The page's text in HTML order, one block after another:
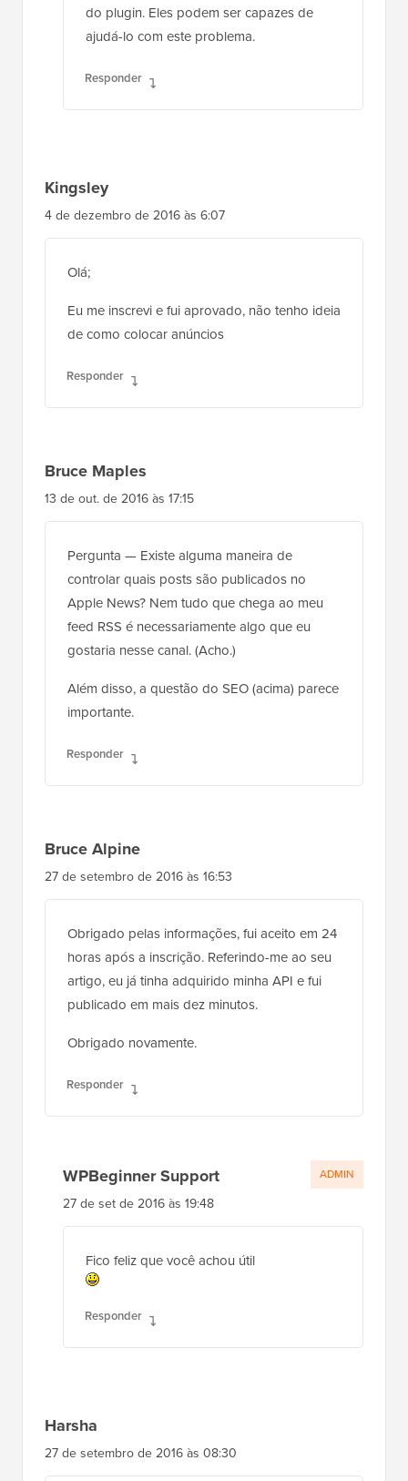
do plugin. Eles podem ser capazes de
ajudá-lo com este problema.
Responder
Kingsley
4 de dezembro de 2016 às 6:07
Olá;
Eu me inscrevi e fui aprovado, não tenho ideia
de como colocar anúncios
Responder
Bruce Maples
13 de out. de 2016 às 17:15
Pergunta — Existe alguma maneira de
controlar quais posts são publicados no
Apple News? Nem tudo que chega ao meu
feed RSS é necessariamente algo que eu
gostaria nesse canal. (Acho.)
Além disso, a questão do SEO (acima) parece
importante.
Responder
Bruce Alpine
27 de setembro de 2016 às 16:53
Obrigado pelas informações, fui aceito em 24
horas após a inscrição. Referindo-me ao seu
artigo, eu já tinha adquirido minha API e fui
publicado em mais dez minutos.
Obrigado novamente.
Responder
WPBeginner Support
27 de set de 2016 às 19:48
Fico feliz que você achou útil
Responder
ADMIN
Harsha
27 de setembro de 2016 às 08:30